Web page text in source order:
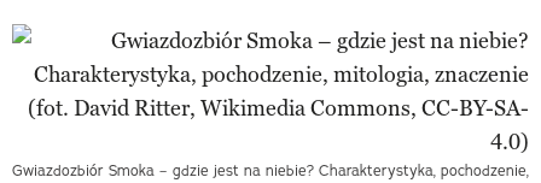
Gwiazdozbiór Smoka – gdzie jest na niebie? Charakterystyka, pochodzenie,